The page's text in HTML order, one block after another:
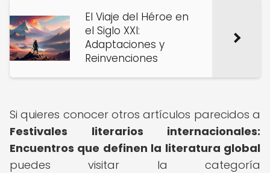
El Viaje del Héroe en
el Siglo XXI:
Adaptaciones y
Reinvenciones
Si quieres conocer otros artículos parecidos a
Festivales literarios internacionales:
Encuentros que definen la literatura global
puedes visitar la categoría